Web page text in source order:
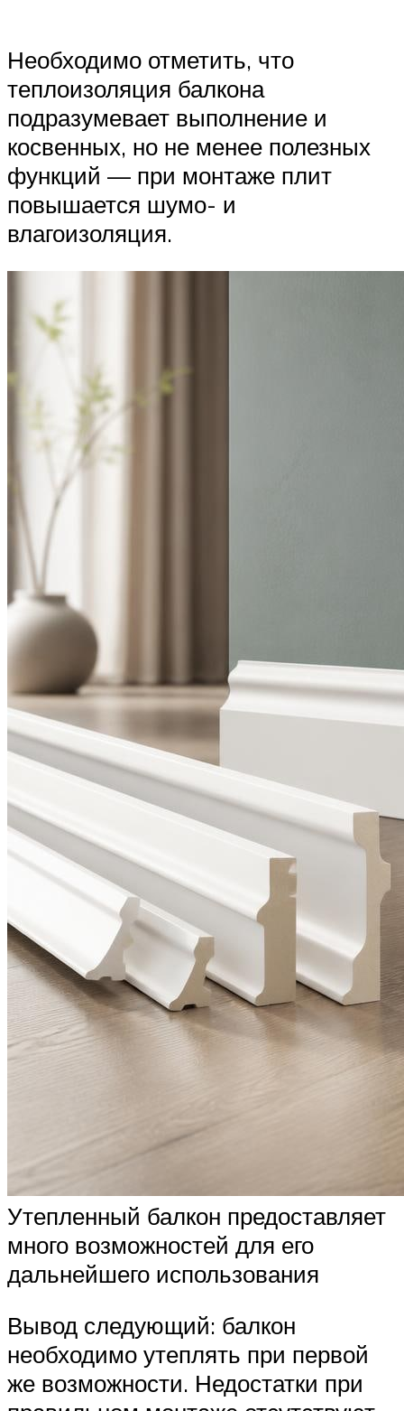
Необходимо отметить, что
теплоизоляция балкона
подразумевает выполнение и
косвенных, но не менее полезных
функций — при монтаже плит
повышается шумо- и
влагоизоляция.
Утепленный балкон предоставляет
много возможностей для его
дальнейшего использования
Вывод следующий: балкон
необходимо утеплять при первой
же возможности. Недостатки при